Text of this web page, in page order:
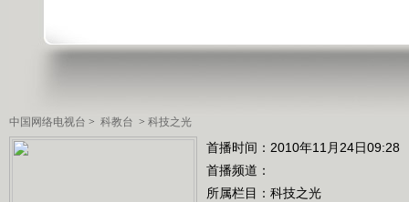
中国网络电视台 > 科教台 > 科技之光
首播时间：2010年11月24日09:28
首播频道：
所属栏目： 科技之光